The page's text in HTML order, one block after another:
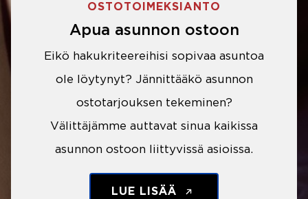
OSTOTOIMEKSIANTO
Apua asunnon ostoon
Eikö hakukriteereihisi sopivaa asuntoa
ole löytynyt? Jännittääkö asunnon
ostotarjouksen tekeminen?
Välittäjämme auttavat sinua kaikissa
asunnon ostoon liittyvissä asioissa.
LUE LISÄÄ